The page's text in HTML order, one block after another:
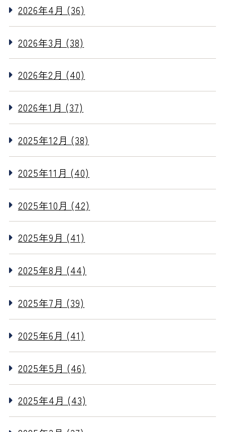
2026年4月 (36)
2026年3月 (38)
2026年2月 (40)
2026年1月 (37)
2025年12月 (38)
2025年11月 (40)
2025年10月 (42)
2025年9月 (41)
2025年8月 (44)
2025年7月 (39)
2025年6月 (41)
2025年5月 (46)
2025年4月 (43)